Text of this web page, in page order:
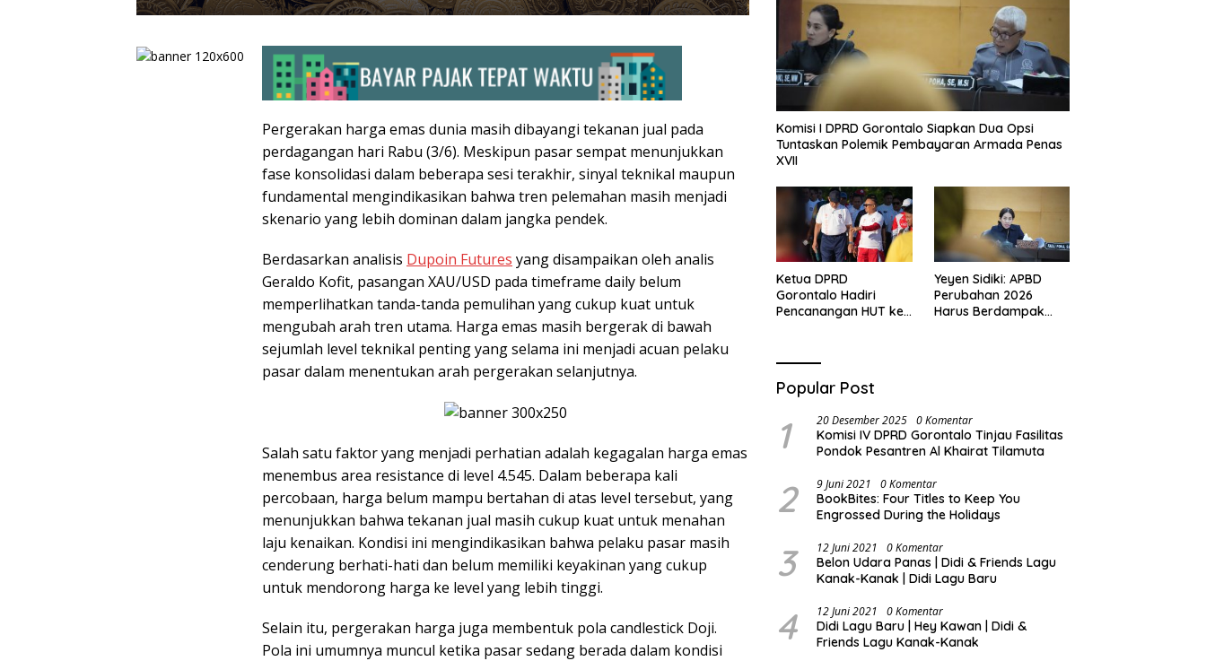
Pergerakan harga emas dunia masih dibayangi tekanan jual pada
perdagangan hari Rabu (3/6). Meskipun pasar sempat menunjukkan
fase konsolidasi dalam beberapa sesi terakhir, sinyal teknikal maupun
fundamental mengindikasikan bahwa tren pelemahan masih menjadi
skenario yang lebih dominan dalam jangka pendek.
Berdasarkan analisis Dupoin Futures yang disampaikan oleh analis
Geraldo Kofit, pasangan XAU/USD pada timeframe daily belum
memperlihatkan tanda-tanda pemulihan yang cukup kuat untuk
mengubah arah tren utama. Harga emas masih bergerak di bawah
sejumlah level teknikal penting yang selama ini menjadi acuan pelaku
pasar dalam menentukan arah pergerakan selanjutnya.
Salah satu faktor yang menjadi perhatian adalah kegagalan harga emas
menembus area resistance di level 4.545. Dalam beberapa kali
percobaan, harga belum mampu bertahan di atas level tersebut, yang
menunjukkan bahwa tekanan jual masih cukup kuat untuk menahan
laju kenaikan. Kondisi ini mengindikasikan bahwa pelaku pasar masih
cenderung berhati-hati dan belum memiliki keyakinan yang cukup
untuk mendorong harga ke level yang lebih tinggi.
Selain itu, pergerakan harga juga membentuk pola candlestick Doji.
Pola ini umumnya muncul ketika pasar sedang berada dalam kondisi
Komisi I DPRD Gorontalo Siapkan Dua Opsi
Tuntaskan Polemik Pembayaran Armada Penas
XVII
Ketua DPRD
Gorontalo Hadiri
Pencanangan HUT ke-
Nasionalisme dan
Danau Perintis
Yeyen Sidiki: APBD
Perubahan 2026
Harus Berdampak
Popular Post
1 20 Desember 2025 0 Komentar
Komisi IV DPRD Gorontalo Tinjau Fasilitas
Pondok Pesantren Al Khairat Tilamuta
2 9 Juni 2021 0 Komentar
BookBites: Four Titles to Keep You
Engrossed During the Holidays
3 12 Juni 2021 0 Komentar
Belon Udara Panas | Didi & Friends Lagu
Kanak-Kanak | Didi Lagu Baru
4 12 Juni 2021 0 Komentar
Didi Lagu Baru | Hey Kawan | Didi &
Friends Lagu Kanak-Kanak